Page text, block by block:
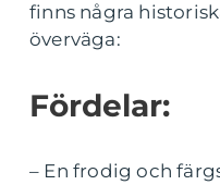
finns några
överväga:
Fördelar:
– En frodig och